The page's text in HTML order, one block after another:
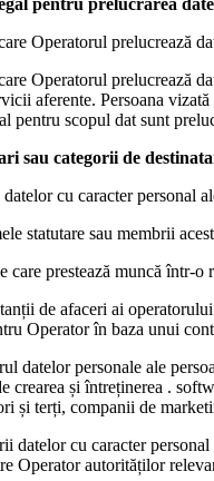
pentru prelucrarea
Operatorul prelucrează
Operatorul prelucrează
aferente. Persoana
pentru scopul dat sunt
sau categorii de
cu caracter personal
statutare sau membrii
care prestează muncă într-
de afaceri ai
Operator în baza unui
datelor personale ale
crearea și întreținerea .
și terți, companii de
datelor cu caracter
Operator autorităților